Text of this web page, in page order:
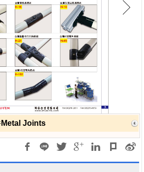
Metal Joints